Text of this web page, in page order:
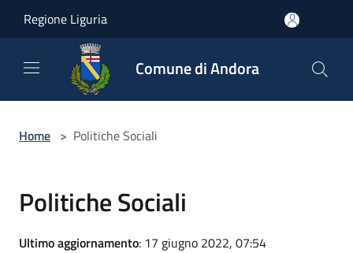
Regione Liguria
Comune di Andora
Home > Politiche Sociali
Politiche Sociali
Ultimo aggiornamento: 17 giugno 2022, 07:54